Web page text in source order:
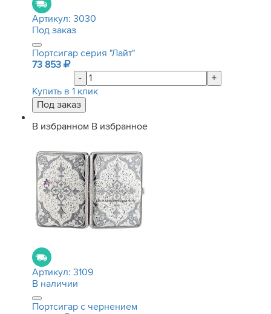
Артикул: 3030
Под заказ
Портсигар серия "Лайт"
73 853
-
+
Купить в 1 клик
В избранном В избранное
Артикул: 3109
В наличии
Портсигар с чернением